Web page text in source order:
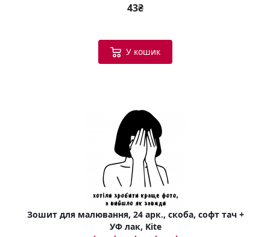
43₴
У кошик
Зошит для малювання, 24 арк., скоба, софт тач +
УФ лак, Kite